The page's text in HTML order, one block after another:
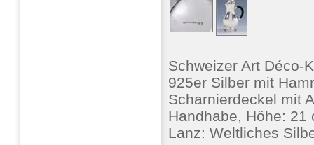
Schweizer Art Déco-
925er Silber mit
Scharnierdeckel mit
Handhabe, Höhe: 21
Lanz: Weltliches